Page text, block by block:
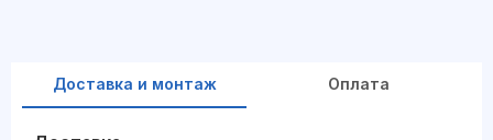
Доставка и монтаж Оплата